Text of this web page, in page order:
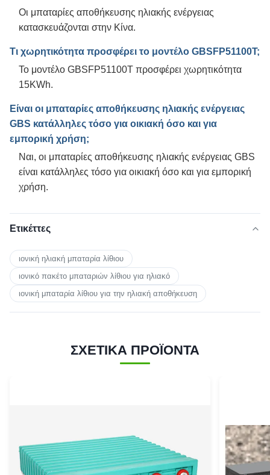
Οι μπαταρίες αποθήκευσης ηλιακής ενέργειας
κατασκευάζονται στην Κίνα.
Τι χωρητικότητα προσφέρει το μοντέλο GBSFP51100T;
Το μοντέλο GBSFP51100T προσφέρει χωρητικότητα
15KWh.
Είναι οι μπαταρίες αποθήκευσης ηλιακής ενέργειας
GBS κατάλληλες τόσο για οικιακή όσο και για
εμπορική χρήση;
Ναι, οι μπαταρίες αποθήκευσης ηλιακής ενέργειας GBS
είναι κατάλληλες τόσο για οικιακή όσο και για εμπορική
χρήση.
Ετικέττες
ιονική ηλιακή μπαταρία λίθιου
ιονικό πακέτο μπαταριών λίθιου για ηλιακό
ιονική μπαταρία λίθιου για την ηλιακή αποθήκευση
ΣΧΕΤΙΚΑ ΠΡΟΪΟΝΤΑ